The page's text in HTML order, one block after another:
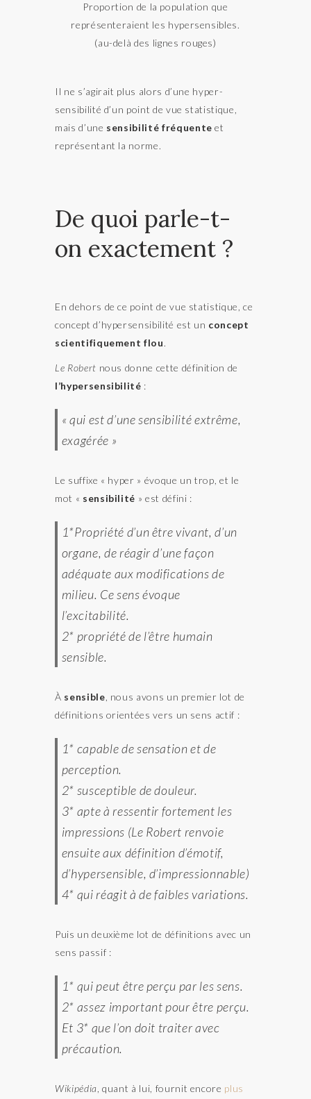
Proportion de la population que
représenteraient les hypersensibles.
(au-delà des lignes rouges)
Il ne s’agirait plus alors d’une hyper-
sensibilité d’un point de vue statistique,
mais d’une sensibilité fréquente et
représentant la norme.
De quoi parle-t-
on exactement ?
En dehors de ce point de vue statistique, ce
concept d’hypersensibilité est un concept
scientifiquement flou.
Le Robert nous donne cette définition de
l’hypersensibilité :
« qui est d’une sensibilité extrême,
exagérée »
Le suffixe « hyper » évoque un trop, et le
mot « sensibilité » est défini :
1*Propriété d’un être vivant, d’un
organe, de réagir d’une façon
adéquate aux modifications de
milieu. Ce sens évoque
l’excitabilité.
2* propriété de l’être humain
sensible.
À sensible , nous avons un premier lot de
définitions orientées vers un sens actif :
1* capable de sensation et de
perception.
2* susceptible de douleur.
3* apte à ressentir fortement les
impressions (Le Robert renvoie
ensuite aux définition d’émotif,
d’hypersensible, d’impressionnable)
4* qui réagit à de faibles variations.
Puis un deuxième lot de définitions avec un
sens passif :
1* qui peut être perçu par les sens.
2* assez important pour être perçu.
Et 3* que l’on doit traiter avec
précaution.
Wikipédia , quant à lui, fournit encore plus